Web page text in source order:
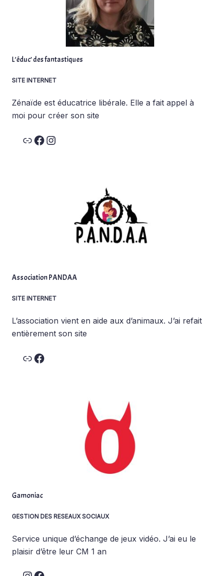
L’éduc’ des fantastiques
SITE INTERNET
Zénaïde est éducatrice libérale. Elle a fait appel à
moi pour créer son site
LinkFacebook
Instagram
Association PANDAA
SITE INTERNET
L’association vient en aide aux d’animaux. J’ai refait
entièrement son site
LinkFacebook
Gamoniac
GESTION DES RESEAUX SOCIAUX
Service unique d’échange de jeux vidéo. J’ai eu le
plaisir d’être leur CM 1 an